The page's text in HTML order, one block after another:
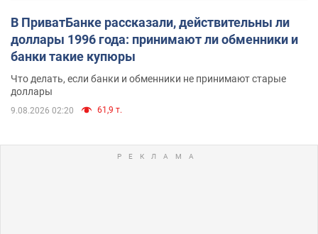
В ПриватБанке рассказали, действительны ли
доллары 1996 года: принимают ли обменники и
банки такие купюры
Что делать, если банки и обменники не принимают старые
доллары
9.08.2026 02:20 61,9 т.